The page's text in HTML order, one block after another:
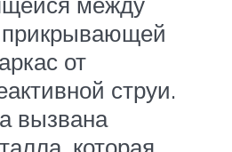
прикрывающей
от
струи.
вызвана